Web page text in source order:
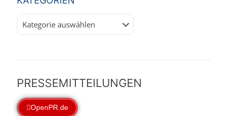
PRESSEMITTEILUNGEN
OpenPR.de